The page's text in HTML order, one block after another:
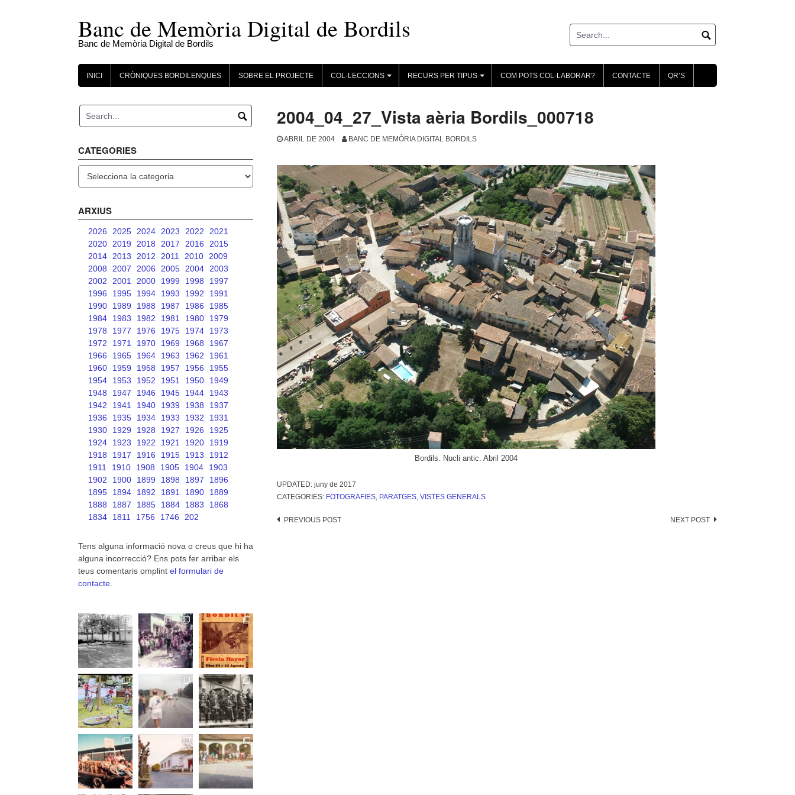
Banc de Memòria Digital de Bordils
Banc de Memòria Digital de Bordils
INICI CRÒNIQUES BORDILENQUES SOBRE EL PROJECTE
+
COL·LECCIONS
+
RECURS PER TIPUS COM POTS COL·LABORAR? CONTACTE QR’S
2004_04_27_Vista aèria Bordils_000718
ABRIL DE 2004 BANC DE MEMÒRIA DIGITAL BORDILS
Bordils. Nucli antic. Abril 2004
UPDATED: juny de 2017
CATEGORIES: FOTOGRAFIES PARATGES VISTES GENERALS
Post
PREVIOUS POST NEXT POST
CATEGORIES
ARXIUS
2026 2025 2024 2023 2022
2021
2020
2019 2018 2017 2016
2015
2014
2013 2012 2011 2010
2009
2008
2007 2006 2005 2004
2003
2002
2001 2000 1999 1998
1997
1996
1995 1994 1993 1992
1991
1990
1989 1988 1987 1986
1985
1984
1983 1982 1981 1980
1979
1978
1977 1976 1975 1974
1973
1972
1971 1970 1969 1968
1967
1966
1965 1964 1963 1962
1961
1960
1959 1958 1957 1956
1955
1954
1953 1952 1951 1950
1949
1948
1947 1946 1945 1944
1943
1942
1941 1940 1939 1938
1937
1936
1935 1934 1933 1932
1931
1930
1929 1928 1927 1926
1925
1924
1923 1922 1921 1920
1919
1918
1917 1916 1915 1913
1912
1911
1910 1908 1905 1904
1903
1902
1900 1899 1898 1897
1896
1895
1894 1892 1891 1890
1889
1888
1887 1885 1884 1883
1868
1834
1811 1756 1746 202
Tens alguna informació nova o creus que hi ha
alguna incorrecció? Ens pots fer arribar els
teus comentaris omplint el formulari de
contacte